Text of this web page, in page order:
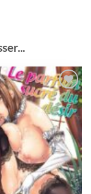
Ajouter
à la
wishlist